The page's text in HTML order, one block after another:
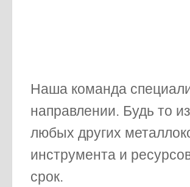
Наша команда
направлении. Будь то
любых других
инструмента и
срок.